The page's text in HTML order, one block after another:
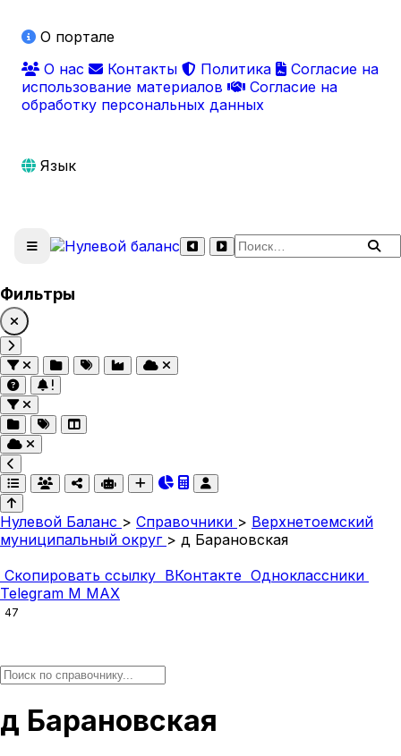
О портале
О нас
Контакты Политика
Согласие на
использование материалов
Согласие на
обработку персональных данных
Язык
Поиск по сайту
Фильтры
Нулевой Баланс > Справочники > Верхнетоемский
муниципальный округ > д Барановская
Скопировать ссылку ВКонтакте Одноклассники
Telegram M MAX
47
д Барановская